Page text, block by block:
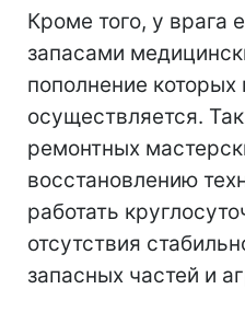
Кроме того, у врага
запасами
пополнение которых
осуществляется.
ремонтных
восстановлению
работать
отсутствия
запасных частей и